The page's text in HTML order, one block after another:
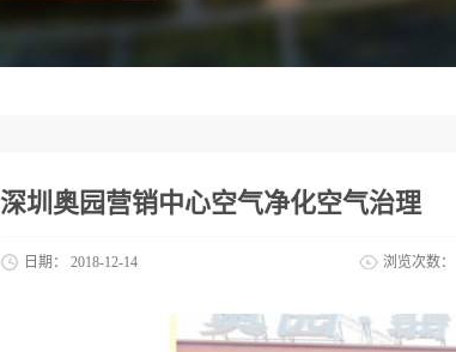
深圳奥园营销中心空气净化空气治理
日期： 2018-12-14 浏览次数：